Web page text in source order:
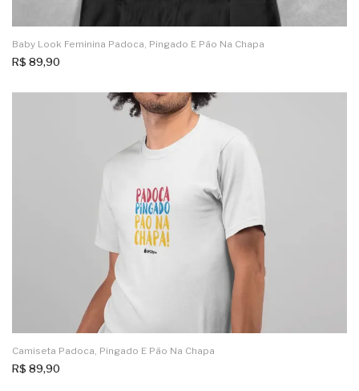
Baby Look Feminina Padoca, Pingado E Pão Na Chapa
R$ 89,90
Camiseta Padoca, Pingado E Pão Na Chapa
R$ 89,90